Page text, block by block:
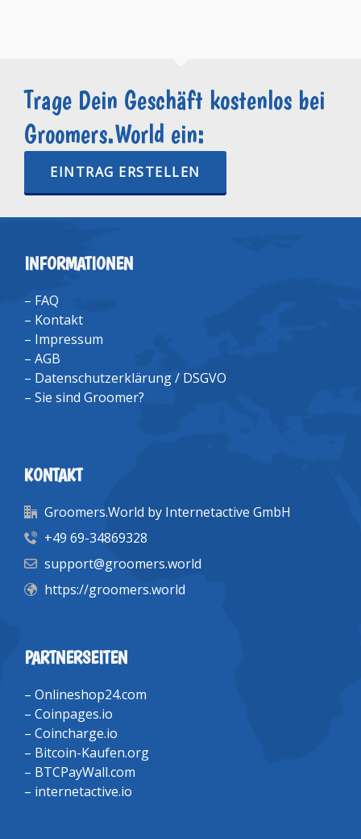
Trage Dein Geschäft kostenlos bei
Groomers.World ein:
EINTRAG ERSTELLEN
INFORMATIONEN
– FAQ
– Kontakt
– Impressum
– AGB
– Datenschutzerklärung / DSGVO
– Sie sind Groomer?
KONTAKT
Groomers.World by Internetactive GmbH
+49 69-34869328
support@groomers.world
https://groomers.world
PARTNERSEITEN
– Onlineshop24.com
– Coinpages.io
– Coincharge.io
– Bitcoin-Kaufen.org
– BTCPayWall.com
– internetactive.io